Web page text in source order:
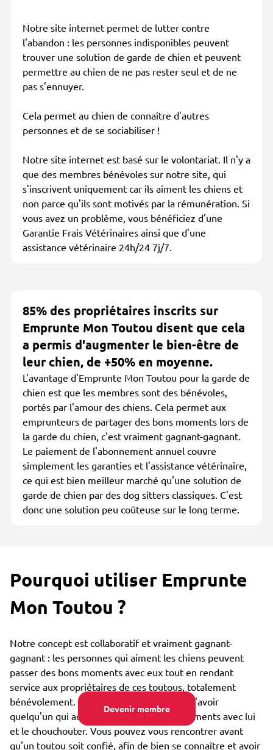
Devenir membre
Notre site internet permet de lutter contre
l'abandon : les personnes indisponibles peuvent
trouver une solution de garde de chien et peuvent
permettre au chien de ne pas rester seul et de ne
pas s'ennuyer.
Cela permet au chien de connaître d'autres
personnes et de se sociabiliser !
Notre site internet est basé sur le volontariat. Il n'y a
que des membres bénévoles sur notre site, qui
s'inscrivent uniquement car ils aiment les chiens et
non parce qu'ils sont motivés par la rémunération. Si
vous avez un problème, vous bénéficiez d'une
Garantie Frais Vétérinaires ainsi que d'une
assistance vétérinaire 24h/24 7j/7.
85% des propriétaires inscrits sur
Emprunte Mon Toutou disent que cela
a permis d'augmenter le bien-être de
leur chien, de +50% en moyenne.
L'avantage d'Emprunte Mon Toutou pour la garde de
chien est que les membres sont des bénévoles,
portés par l'amour des chiens. Cela permet aux
emprunteurs de partager des bons moments lors de
la garde du chien, c'est vraiment gagnant-gagnant.
Le paiement de l'abonnement annuel couvre
simplement les garanties et l'assistance vétérinaire,
ce qui est bien meilleur marché qu'une solution de
garde de chien par des dog sitters classiques. C'est
donc une solution peu coûteuse sur le long terme.
Pourquoi utiliser Emprunte
Mon Toutou ?
Notre concept est collaboratif et vraiment gagnant-
gagnant : les personnes qui aiment les chiens peuvent
passer des bons moments avec eux tout en rendant
service aux propriétaires de ces toutous, totalement
bénévolement. Le toutou est lui heureux d'avoir
quelqu'un qui adore partager des bons moments avec lui
et le chouchouter. Vous pouvez vous rencontrer avant
qu'un toutou soit confié, afin de bien se connaître et avoir